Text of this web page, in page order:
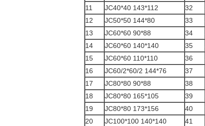
11
JC40*40 143*112 32
12
JC50*50 144*80 33
13
JC60*60 90*88 34
14
JC60*60 140*140 35
15
JC60*60 110*110 36
16
JC60/2*60/2 144*76 37
17
JC80*80 90*88 38
18
JC80*80 165*105 39
19
JC80*80 173*156 40
20
JC100*100 140*140 41